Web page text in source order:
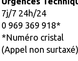
7j/7 24h/24
0 969 369 918*
*Numéro cristal
(Appel non surtaxé)